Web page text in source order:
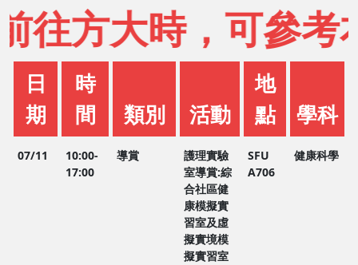
方大時，可參考
日
期
時
間
類別 活動
地
點
學科
07/11
10:00-
17:00
導賞
護理實驗
室導賞:綜
合社區健
康模擬實
習室及虛
擬實境模
擬實習室
SFU
A706
健康科學